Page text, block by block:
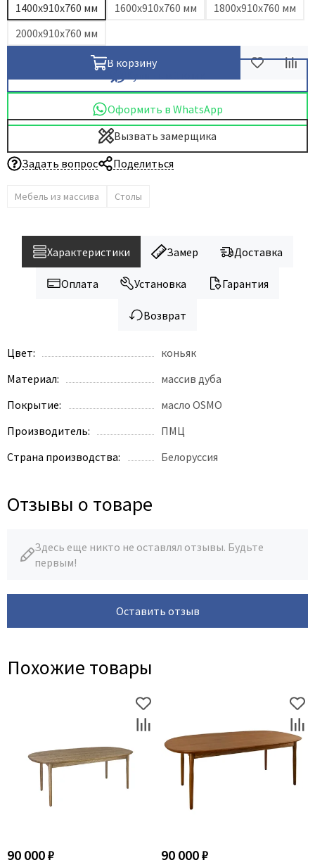
1400x910x760 мм
1600x910x760 мм
1800x910x760 мм
2000x910x760 мм
В корзину
Оформить в WhatsApp
Вызвать замерщика
Задать вопрос
Поделиться
Мебель из массива Столы
Характеристики Замер Доставка
Оплата Установка Гарантия
Возврат
Цвет:
коньяк
Материал:
массив дуба
Покрытие:
масло OSMO
Производитель:
ПМЦ
Страна производства:
Белоруссия
Отзывы о товаре
Здесь еще никто не оставлял отзывы. Будьте
первым!
Оставить отзыв
Похожие товары
90 000 ₽ 90 000 ₽